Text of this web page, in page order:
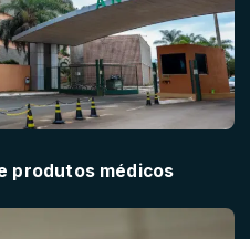
produtos médicos